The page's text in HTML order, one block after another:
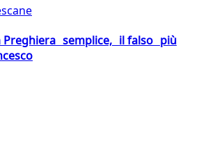
Preghiera semplice, il falso più